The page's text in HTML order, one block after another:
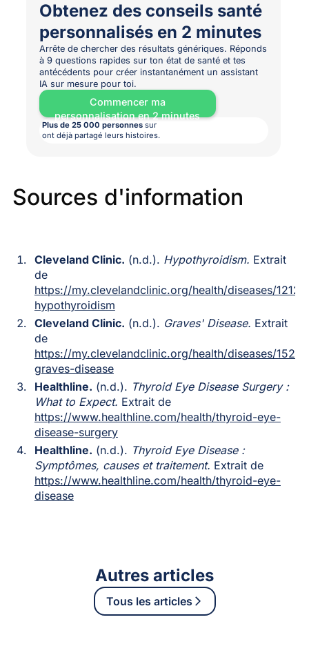
Obtenez des conseils santé
personnalisés en 2 minutes
Arrête de chercher des résultats génériques. Réponds
à 9 questions rapides sur ton état de santé et tes
antécédents pour créer instantanément un assistant
IA sur mesure pour toi.
Commencer ma
personnalisation en 2 minutes
Plus de 25 000 personnessur
ont déjà partagé leurs histoires.
Sources d'information
Cleveland Clinic. (n.d.). Hypothyroidism. Extrait
de
https://my.clevelandclinic.org/health/diseases/
hypothyroidism
Cleveland Clinic. (n.d.). Graves' Disease. Extrait
de
https://my.clevelandclinic.org/health/diseases/
graves-disease
Healthline. (n.d.). Thyroid Eye Disease Surgery :
What to Expect. Extrait de
https://www.healthline.com/health/thyroid-eye-
disease-surgery
Healthline. (n.d.). Thyroid Eye Disease :
Symptômes, causes et traitement. Extrait de
https://www.healthline.com/health/thyroid-eye-
disease
Autres articles
Tous les articles